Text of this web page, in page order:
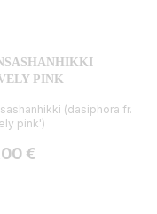
PINK
(dasiphora fr.
pink')
€